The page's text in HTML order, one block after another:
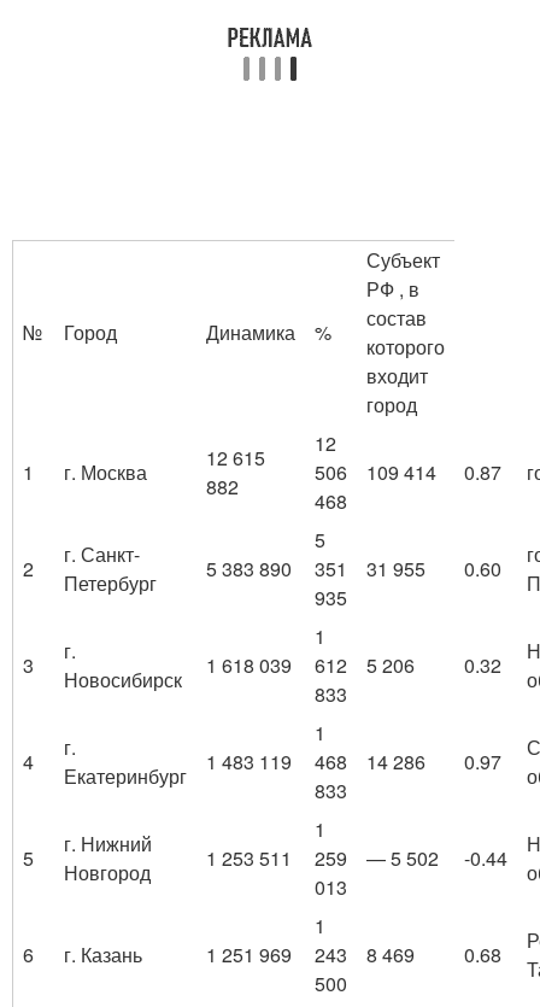
№ Город Динамика %
Субъект
РФ , в
состав
которого
входит
город
1 г. Москва
12 615
882
12
506
468
109 414 0.87
2
г. Санкт-
Петербург
5 383 890
5
351
935
31 955 0.60
3
г.
Новосибирск
1 618 039
1
612
833
5 206 0.32
4
г.
Екатеринбург
1 483 119
1
468
833
14 286 0.97
5
г. Нижний
Новгород
1 253 511
1
259
013
— 5 502 -0.44
6 г. Казань 1 251 969
1
243
500
8 469 0.68